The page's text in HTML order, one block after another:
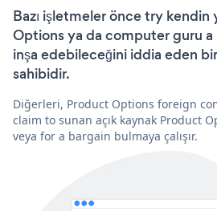
Bazı işletmeler önce try
Options ya da computer guru
inşa edebileceğini iddia eden
sahibidir.
Diğerleri, Product Options foreign
claim to sunan açık kaynak Product
veya for a bargain bulmaya çalışır.